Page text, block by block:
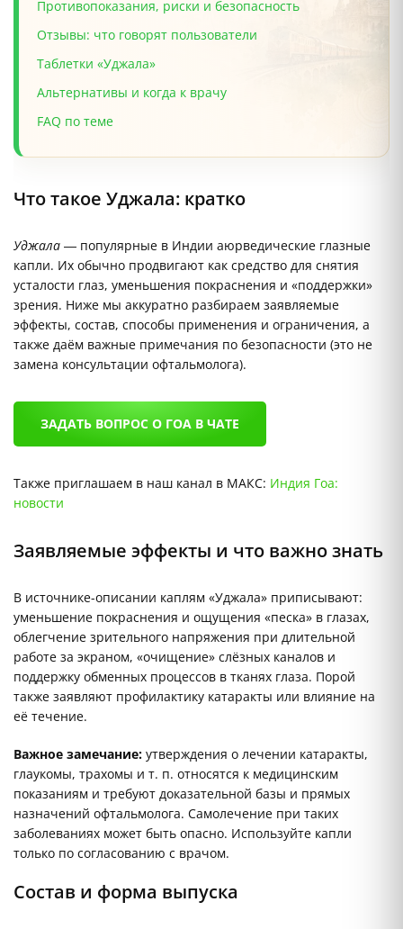
Противопоказания, риски и безопасность
Отзывы: что говорят пользователи
Таблетки «Уджала»
Альтернативы и когда к врачу
FAQ по теме
Что такое Уджала: кратко
Уджала — популярные в Индии аюрведические глазные
капли. Их обычно продвигают как средство для снятия
усталости глаз, уменьшения покраснения и «поддержки»
зрения. Ниже мы аккуратно разбираем заявляемые
эффекты, состав, способы применения и ограничения, а
также даём важные примечания по безопасности (это не
замена консультации офтальмолога).
ЗАДАТЬ ВОПРОС О ГОА В ЧАТЕ
Также приглашаем в наш канал в МАКС: Индия Гоа:
новости
Заявляемые эффекты и что важно знать
В источнике-описании каплям «Уджала» приписывают:
уменьшение покраснения и ощущения «песка» в глазах,
облегчение зрительного напряжения при длительной
работе за экраном, «очищение» слёзных каналов и
поддержку обменных процессов в тканях глаза. Порой
также заявляют профилактику катаракты или влияние на
её течение.
Важное замечание: утверждения о лечении катаракты,
глаукомы, трахомы и т. п. относятся к медицинским
показаниям и требуют доказательной базы и прямых
назначений офтальмолога. Самолечение при таких
заболеваниях может быть опасно. Используйте капли
только по согласованию с врачом.
Состав и форма выпуска